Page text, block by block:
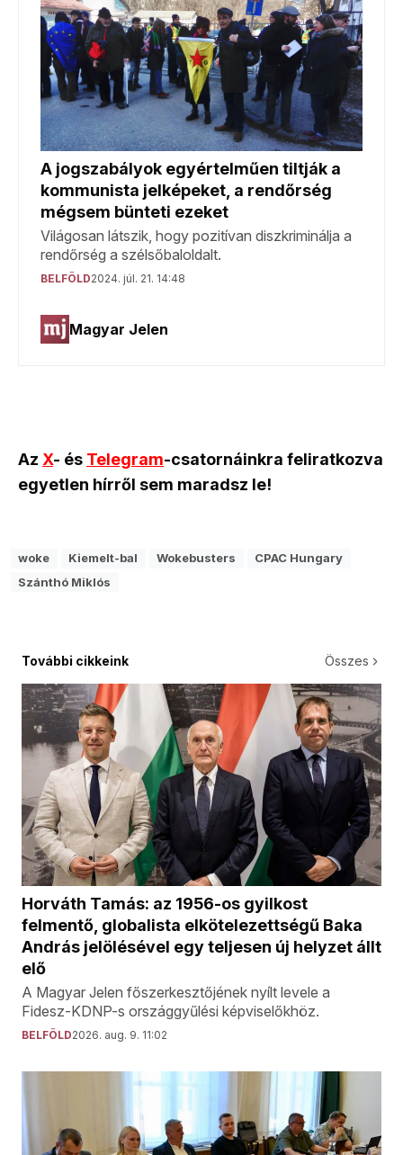
Az X- és Telegram-csatornáinkra feliratkozva
egyetlen hírről sem maradsz le!
woke Kiemelt-bal Wokebusters
CPAC Hungary
Szánthó Miklós
További cikkeink Összes
Horváth Tamás: az 1956-os gyilkost
felmentő, globalista elkötelezettségű Baka
András jelölésével egy teljesen új helyzet állt
elő
A Magyar Jelen főszerkesztőjének nyílt levele a
Fidesz-KDNP-s országgyűlési képviselőkhöz.
BELFÖLD2026. aug. 9. 11:02